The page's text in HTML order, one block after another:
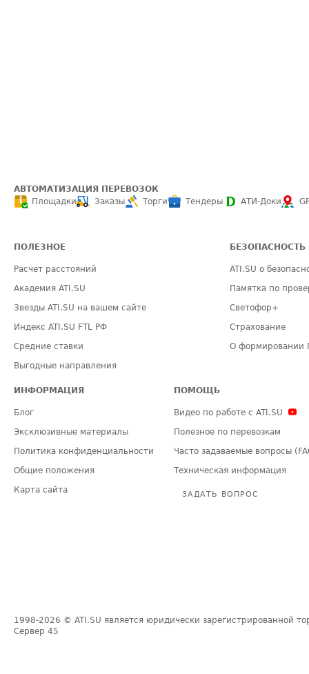
АВТОМАТИЗАЦИЯ ПЕРЕВОЗОК
Площадки
Заказы Торги Тендеры АТИ-Доки
ПОЛЕЗНОЕ
Расчет расстояний
Академия ATI.SU
Звезды ATI.SU на вашем сайте
Индекс ATI.SU FTL РФ
Средние ставки
Выгодные направления
БЕЗОПАСНОСТЬ
ATI.SU о
Памятка по
Светофор+
Страхование
О формировании
ИНФОРМАЦИЯ
Блог
Эксклюзивные материалы
Политика конфиденциальности
Общие положения
Карта сайта
ПОМОЩЬ
Видео по работе с ATI.SU
Полезное по перевозкам
Часто задаваемые вопросы
Техническая информация
ЗАДАТЬ ВОПРОС
1998-2026 © ATI.SU является юридически зарегистрированной
Сервер 45